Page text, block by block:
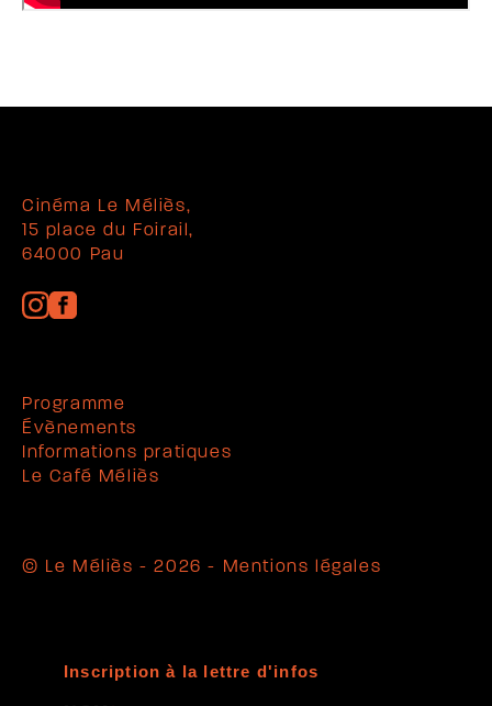
Cinéma Le Méliès,
15 place du Foirail,
64000 Pau
Programme
Évènements
Informations pratiques
Le Café Méliès
© Le Méliès - 2026 - Mentions légales
Inscription à la lettre d'infos